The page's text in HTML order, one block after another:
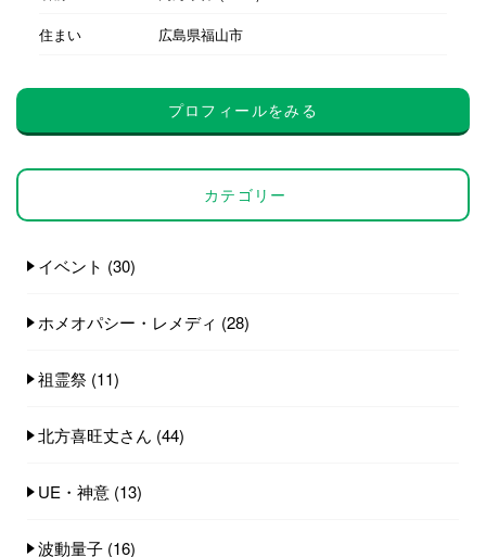
住まい
広島県福山市
プロフィールをみる
カテゴリー
イベント (30)
ホメオパシー・レメディ (28)
祖霊祭 (11)
北方喜旺丈さん (44)
UE・神意 (13)
波動量子 (16)